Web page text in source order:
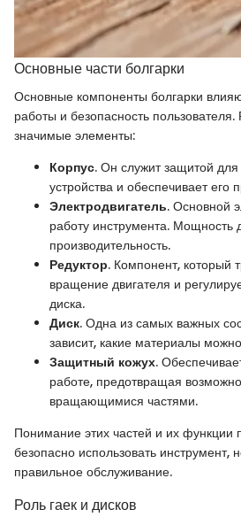
Основные части болгарки
Основные компоненты болгарки
работы и безопасность
значимые элементы:
Корпус. Он служит защитой для
устройства и обеспечивает его
Электродвигатель. Основной
работу инструмента. Мощность
производительность.
Редуктор. Компонент, который
вращение двигателя и
диска.
Диск. Одна из самых важных
зависит, какие материалы
Защитный кожух.
работе, предотвращая
вращающимися частями.
Понимание этих частей и их функции
безопасно использовать инструмент,
правильное обслуживание.
Роль гаек и дисков